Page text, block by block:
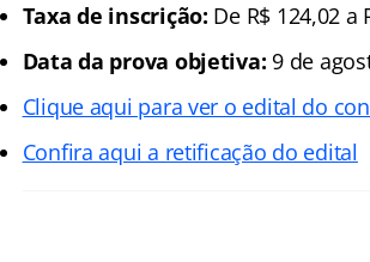
Taxa de inscrição: De R$ 124,02 a
Data da prova objetiva: 9 de
Clique aqui para ver o edital do
Confira aqui a retificação do edital